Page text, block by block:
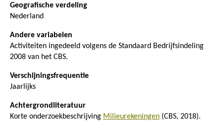
Geografische verdeling
Nederland
Andere variabelen
Activiteiten ingedeeld volgens de Standaard Bedrijfsindeling
2008 van het CBS.
Verschijningsfrequentie
Jaarlijks
Achtergrondliteratuur
Korte onderzoekbeschrijving Milieurekeningen (CBS, 2018).